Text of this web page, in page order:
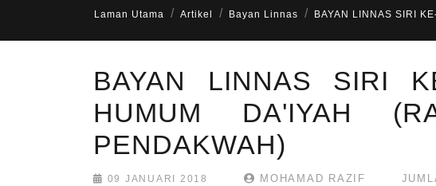
Laman Utama Artikel Bayan Linnas BAYAN LINNAS SIRI
BAYAN LINNAS SIRI
HUMUM DA'IYAH
PENDAKWAH)
09 JANUARI 2018 MOHAMAD RAZIF